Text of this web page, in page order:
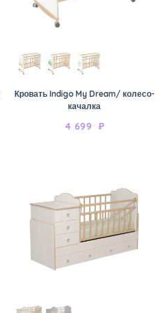
Кровать Indigo My Dream/ колесо-
качалка
4 699 ₽